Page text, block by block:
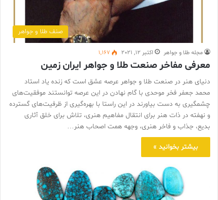
صنف طلا و جواهر
مجله طلا و جواهر اکتبر 12, 2021 1,167
معرفی مفاخر صنعت طلا و جواهر ایران زمین
دنیای هنر در صنعت طلا و جواهر عرصه عشق است که زنده یاد استاد
محمد جعفر فخر موحدی با گام نهادن در این عرصه توانستند موفقیت‌های
چشمگیری به دست بیاورند در این راستا با بهره‌گیری از ظرفیت‌های گسترده
و نهفته در ذات هنر برای انتقال مفاهیم هنری، تلاش برای خلق آثاری
بدیع، جذاب و فاخر هنری، وجهه همت اصحاب هنر…
بیشتر بخوانید »